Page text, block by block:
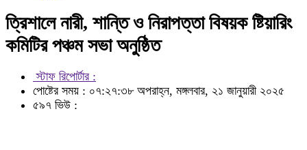
ত্রিশালে নারী, শান্তি ও নিরাপত্তা বিষয়ক ষ্টিয়ারিং
কমিটির পঞ্চম সভা অনুষ্ঠিত
স্টাফ রিপোর্টার :
পোষ্টের সময় : ০৭:২৭:৩৮ অপরাহ্ন, মঙ্গলবার, ২১ জানুয়ারী ২০২৫
৫৯৭ ভিউ :